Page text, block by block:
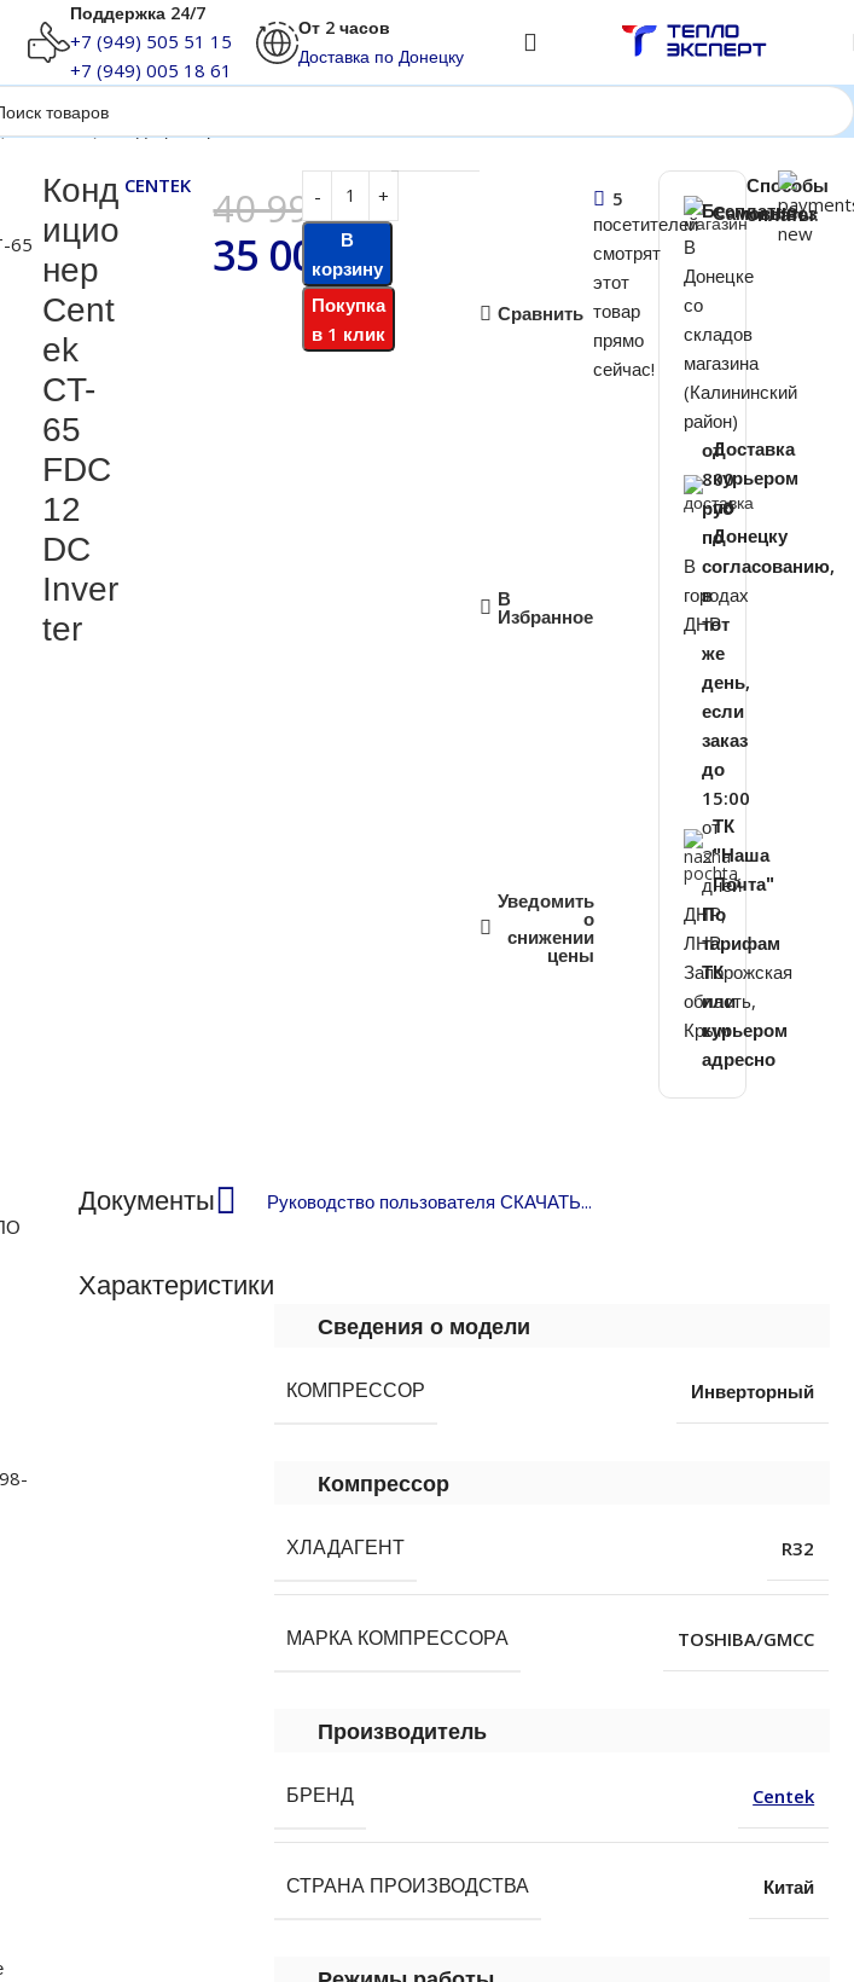
Поддержка 24/7
+7 (949) 505 51 15
+7 (949) 005 18 61
От 2 часов
Доставка по Донецку
Конд
ицио
нер
Cent
ek
CT-
65
FDC
12
DC
Inver
ter
CENTEK 40 990₽
35 000₽
В
корзину
Покупка
в 1 клик
Сравнить
В
Избранное
Уведомить
о
снижении
цены
5
посетителей
смотрят
этот
товар
прямо
сейчас!
Самовывоз
В
Донецке
со
складов
магазина
(Калининский
район)
Бесплатно
Доставка
курьером
по
Донецку
В
городах
ДНР
от
800
руб
по
согласованию,
в
тот
же
день,
если
заказ
до
15:00
ТК
"Наша
Почта"
ДНР,
ЛНР,
Запорожская
область,
Крым
от
2
дней
По
тарифам
ТК
или
курьером
адресно
Способы
оплаты:
Документы Руководство пользователя СКАЧАТЬ...
Характеристики
Сведения о модели
КОМПРЕССОР Инверторный
Компрессор
ХЛАДАГЕНТ R32
МАРКА КОМПРЕССОРА TOSHIBA/GMCC
Производитель
БРЕНД Centek
СТРАНА ПРОИЗВОДСТВА Китай